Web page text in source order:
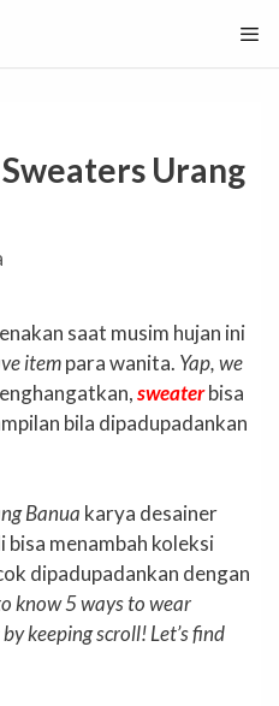
Urang
saat musim hujan ini
itempara wanita. Yap, we
sweaterbisa
bila dipadupadankan
Banua karya desainer
menambah koleksi
dipadupadankan dengan
know 5 ways to wear
keeping scroll! Let’s find